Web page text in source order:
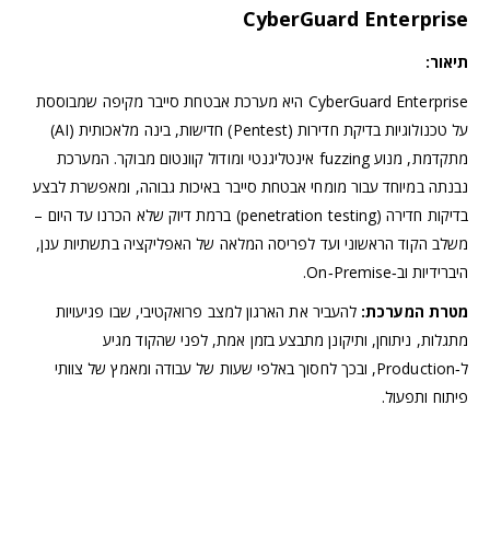
CyberGuard Enterprise
תיאור:
CyberGuard Enterprise היא מערכת אבטחת סייבר מקיפה שמבוססת
על טכנולוגיות בדיקת חדירות (Pentest) חדישות, בינה מלאכותית (AI)
מתקדמת, מנוע fuzzing אינטליגנטי ומודול קוונטום מבוקר. המערכת
נבנתה במיוחד עבור מומחי אבטחת סייבר באיכות גבוהה, ומאפשרת לבצע
בדיקות חדירה (penetration testing) ברמת
דיוק שלא הכרנו עד היום –
משלב הקוד הראשוני ועד לפריסה המלאה של האפליקציה בתשתיות ענן,
היברידיות וב‑On‑Premise.
מטרת המערכת: להעביר את הארגון למצב פרואקטיבי, שבו פגיעויות
מתגלות, ניתוחן, ותיקונן מתבצע בזמן אמת, לפני שהקוד מגיע
ל‑Production, ובכך לחסוך באלפי שעות של עבודה ומאמץ של צוותי
פיתוח ותפעול.